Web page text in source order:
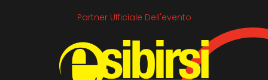
Partner Ufficiale Dell'evento